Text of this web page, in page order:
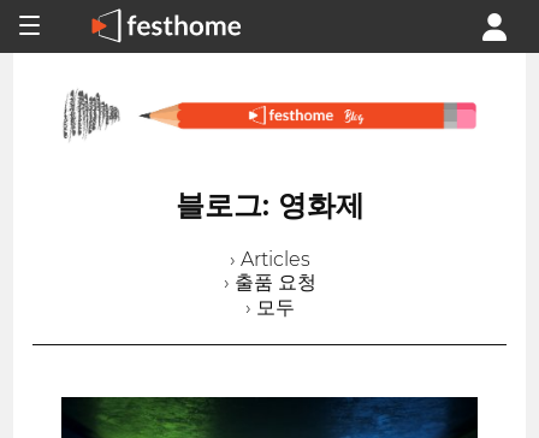
블로그: 영화제
› Articles
› 출품 요청
› 모두